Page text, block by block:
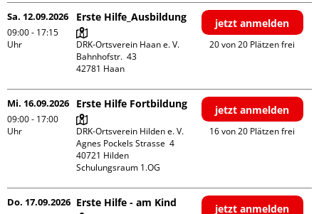
Sa. 12.09.2026
09:00 - 17:15
Uhr
Erste Hilfe_Ausbildung
DRK-Ortsverein Haan e. V.
Bahnhofstr.  43
jetzt anmelden
20 von 20 Plätzen frei
Mi. 16.09.2026
09:00 - 17:00
Uhr
Erste Hilfe Fortbildung
DRK-Ortsverein Hilden e. V.
Agnes Pockels Strasse  4
40721 Hilden
Schulungsraum 1.OG
jetzt anmelden
16 von 20 Plätzen frei
Do. 17.09.2026 Erste Hilfe - am Kind jetzt anmelden